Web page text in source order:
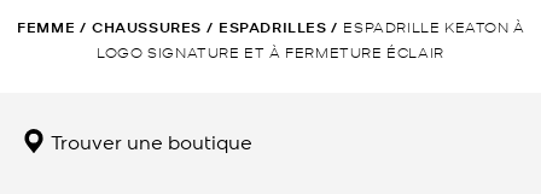
FEMME / CHAUSSURES / ESPADRILLES / ESPADRILLE KEATON À
LOGO SIGNATURE ET À FERMETURE ÉCLAIR
Trouver une boutique